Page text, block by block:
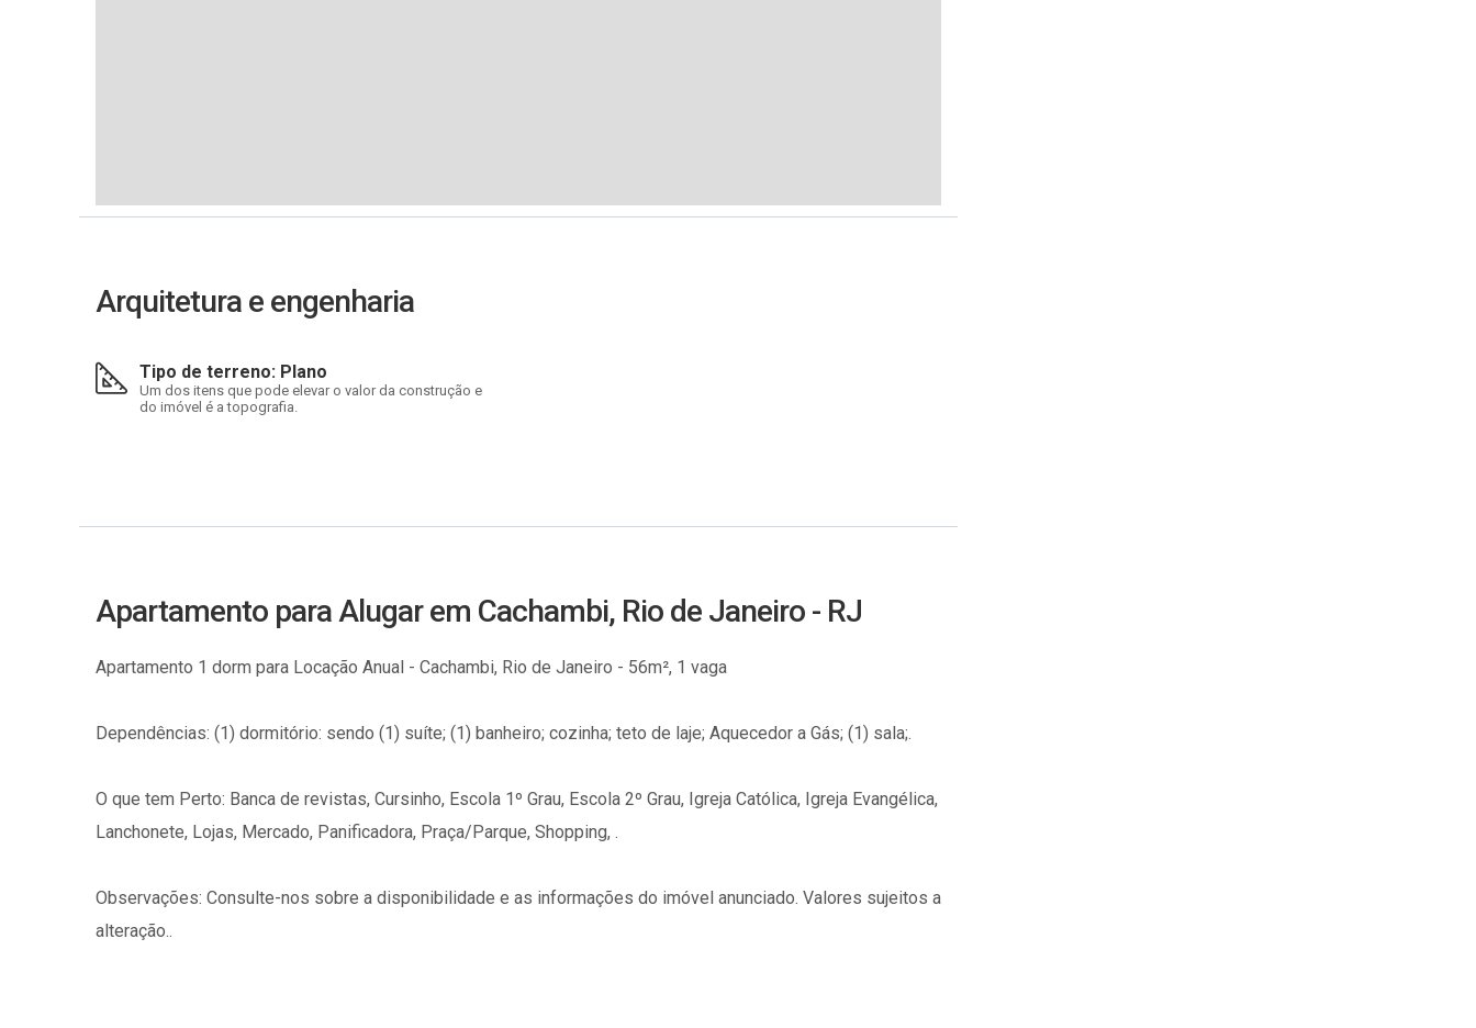
Arquitetura e engenharia
Tipo de terreno: Plano
Um dos itens que pode elevar o valor da construção e
do imóvel é a topografia.
Apartamento para Alugar em Cachambi, Rio de Janeiro - RJ
Apartamento 1 dorm para Locação Anual - Cachambi, Rio de Janeiro - 56m², 1 vaga
Dependências: (1) dormitório: sendo (1) suíte; (1) banheiro; cozinha; teto de laje; Aquecedor a Gás; (1) sala;.
O que tem Perto: Banca de revistas, Cursinho, Escola 1º Grau, Escola 2º Grau, Igreja Católica, Igreja Evangélica,
Lanchonete, Lojas, Mercado, Panificadora, Praça/Parque, Shopping, .
Observações: Consulte-nos sobre a disponibilidade e as informações do imóvel anunciado. Valores sujeitos a
alteração..